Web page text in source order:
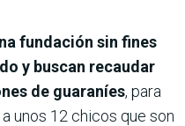
fundación sin fines
y buscan recaudar
de guaraníes, para
unos 12 chicos que son